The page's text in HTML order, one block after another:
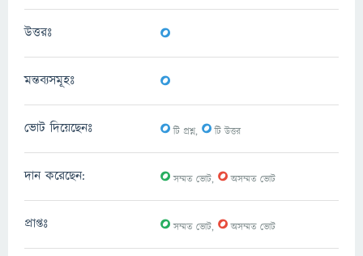
উত্তরঃ 0
মন্তব্যসমূহঃ 0
ভোট দিয়েছেনঃ 0টি প্রশ্ন, 0টি উত্তর
দান করেছেন: 0সম্মত ভোট, 0অসম্মত ভোট
প্রাপ্তঃ 0সম্মত ভোট, 0অসম্মত ভোট